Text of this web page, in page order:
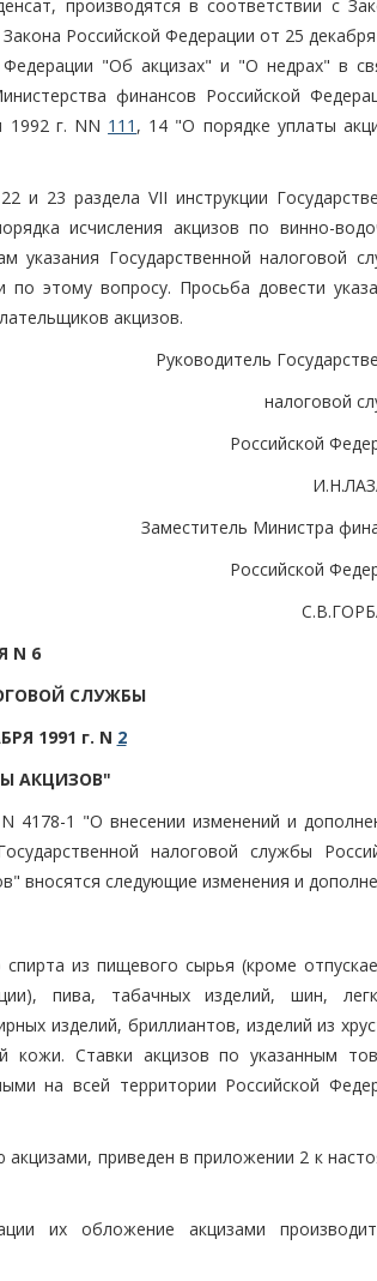
производятся в соответствии с
Российской Федерации от 25
"Об акцизах" и "О недрах" в
финансов Российской
1992 г. NN 111 , 14 "О порядке уплаты
и 23 раздела VII инструкции
исчисления акцизов по винно-
указания Государственной налоговой
этому вопросу. Просьба довести
акцизов.
Руководитель
налоговой
Российской
Заместитель Министра
Российской
N 6
СЛУЖБЫ
1991 г. N 2
АКЦИЗОВ"
4178-1 "О внесении изменений и
налоговой службы
вносятся следующие изменения и
из пищевого сырья (кроме
пива, табачных изделий, шин,
изделий, бриллиантов, изделий из
кожи. Ставки акцизов по указанным
на всей территории Российской
приведен в приложении 2 к
их обложение акцизами